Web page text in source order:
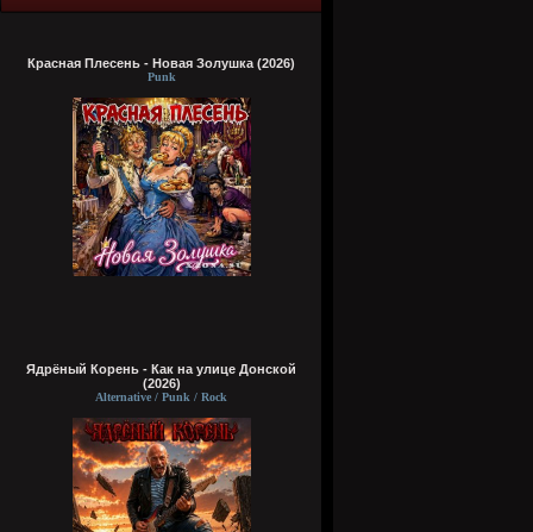
Красная Плесень - Новая Золушка (2026)
Punk
Ядрёный Корень - Как на улице Донской
(2026)
Alternative / Punk / Rock